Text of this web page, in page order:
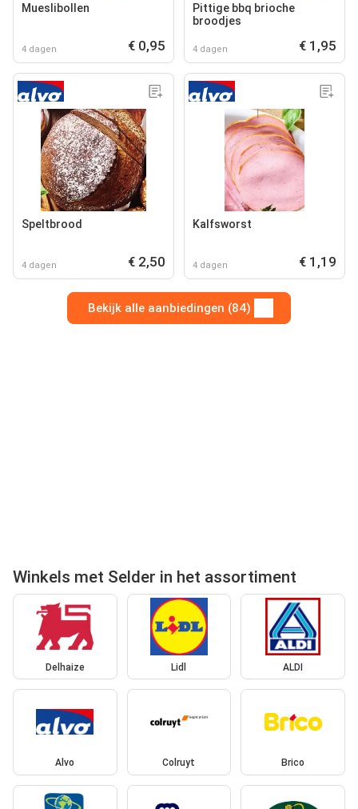
Mueslibollen
4 dagen € 0,95
Pittige bbq brioche
broodjes
4 dagen € 1,95
Speltbrood
4 dagen € 2,50
Kalfsworst
4 dagen € 1,19
Bekijk alle aanbiedingen (84)
Winkels met Selder in het assortiment
Delhaize Lidl ALDI
Alvo Colruyt Brico